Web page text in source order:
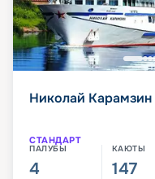
Николай Карамзин
СТАНДАРТ
ПАЛУБЫ
4
КАЮТЫ
147